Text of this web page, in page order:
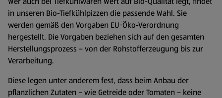
in unseren Bio-Tiefkühlpizzen die passende Wahl. Sie
werden gemäß den Vorgaben EU-Öko-Verordnung
hergestellt. Die Vorgaben beziehen sich auf den gesamten
Herstellungsprozess – von der Rohstofferzeugung bis zur
Verarbeitung.
Diese legen unter anderem fest, dass beim Anbau der
pflanzlichen Zutaten – wie Getreide oder Tomaten – keine